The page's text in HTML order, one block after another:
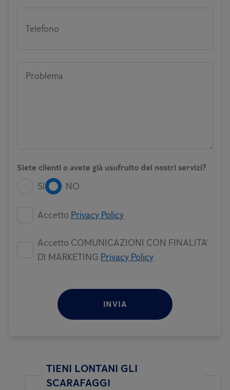
Telefono
Problema
Siete clienti o avete già usufruito dei nostri servizi?
SI NO
Accetto Privacy Policy
Accetto COMUNICAZIONI CON FINALITA'
DI MARKETING Privacy Policy
INVIA
TIENI LONTANI GLI
SCARAFAGGI